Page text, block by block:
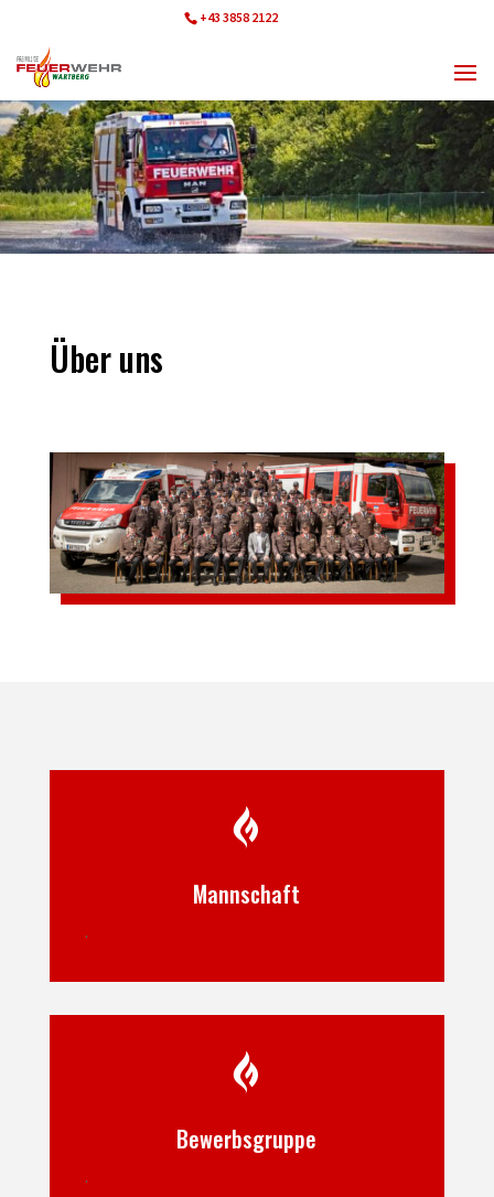
+43 3858 2122
Über uns

Mannschaft
.

Bewerbsgruppe
.